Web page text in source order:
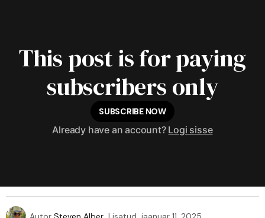
This post is for paying
subscribers only
SUBSCRIBE NOW
Already have an account? Logi sisse